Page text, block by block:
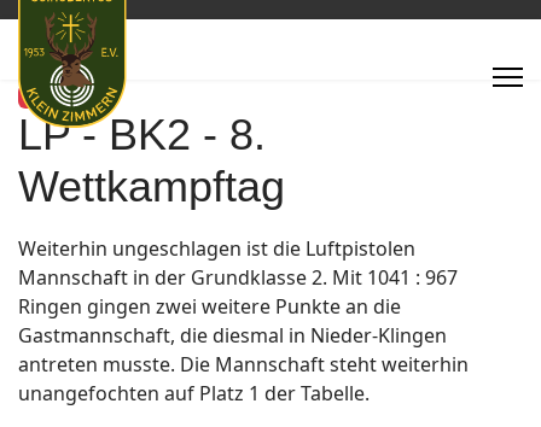
Featured
LP - BK2 - 8.
Wettkampftag
Weiterhin ungeschlagen ist die Luftpistolen
Mannschaft in der Grundklasse 2. Mit 1041 : 967
Ringen gingen zwei weitere Punkte an die
Gastmannschaft, die diesmal in Nieder-Klingen
antreten musste. Die Mannschaft steht weiterhin
unangefochten auf Platz 1 der Tabelle.